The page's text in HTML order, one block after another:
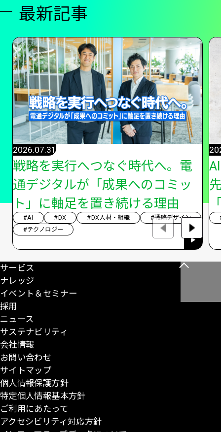
最新記事
戦略を実行へつなぐ時代へ。電
通デジタルが「成果へのコミッ
ト」に軸足を置き続ける理由
2026.07.31
#AI #DX #DX人材・組織
#戦略デザイン
#テクノロジー
こ
サービス
ナレッジ
イベント＆セミナー
採用
ニュース
サステナビリティ
会社情報
お問い合わせ
サイトマップ
個人情報保護方針
特定個人情報基本方針
ご利用にあたって
アクセシビリティ対応方針